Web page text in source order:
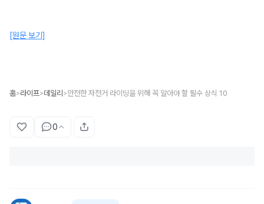
[원문 보기]
홈>라이프>데일리 >안전한 자전거 라이딩을 위해 꼭 알아야 할 필수 상식 10
0